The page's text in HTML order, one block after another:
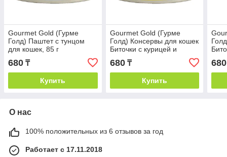
Gourmet Gold (Гурме
Голд) Паштет с тунцом
для кошек, 85 г
680 ₸
Купить
Gourmet Gold (Гурме
Голд) Консервы для кошек
Биточки с курицей и
морковью, 85 г
680₸
Купить
680
О нас
100% положительных из 6 отзывов за год
Работает с 17.11.2018